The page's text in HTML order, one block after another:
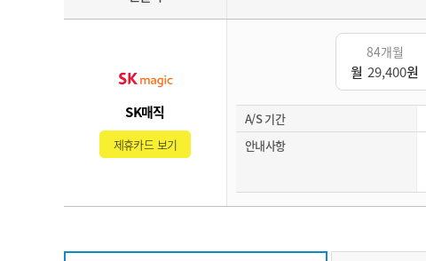
SK매직
제휴카드 보기
84개월
월 29,400원
A/S 기간
안내사항